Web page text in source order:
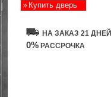
Купить дверь
НА ЗАКАЗ 21 ДНЕЙ
0% РАССРОЧКА